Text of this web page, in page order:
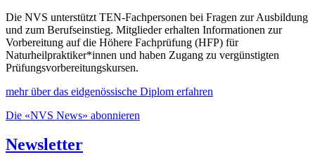
Die NVS unterstützt TEN‑Fachpersonen bei Fragen zur Ausbildung
und zum Berufseinstieg. Mitglieder erhalten Informationen zur
Vorbereitung auf die Höhere Fachprüfung (HFP) für
Naturheilpraktiker*innen und haben Zugang zu vergünstigten
Prüfungsvorbereitungskursen.
mehr über das eidgenössische Diplom erfahren
Die «NVS News» abonnieren
Newsletter